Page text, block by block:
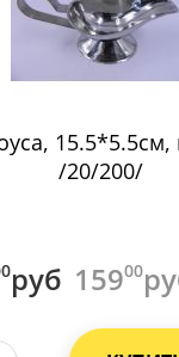
15.5*5.5см,
/20/200/
руб 15900